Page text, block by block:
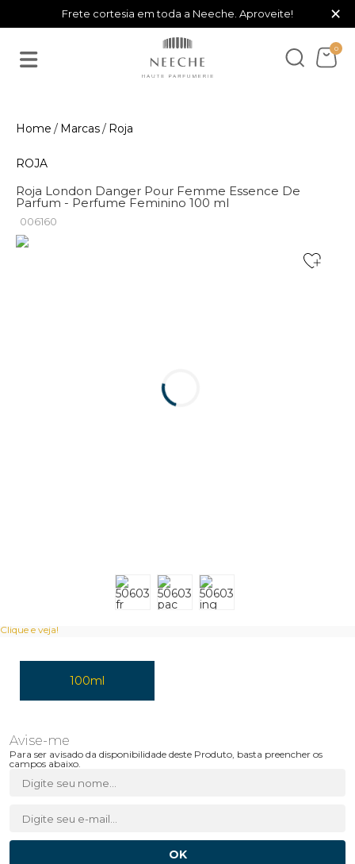
Frete cortesia em toda a Neeche. Aproveite! ×
0
Marcas Roja
ROJA
Roja London Danger Pour Femme Essence De
Parfum - Perfume Feminino 100 ml
006160
Clique e veja!
100ml
Para ser avisado da disponibilidade deste Produto, basta preencher os
campos abaixo.